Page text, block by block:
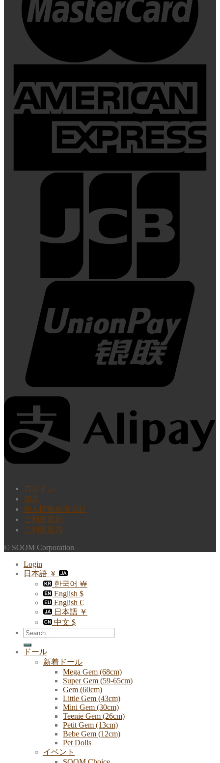
ログイン
加入
個人情報保護方針
ご利用規約
ご利用案内
© SOOM Corporation
Login
日本語 ￥
한국어 ￦
English $
English €
日本語 ￥
中文 $
Search
for:
ドール
新着ドール
Mega Gem (68cm)
Super Gem (59-65cm)
Gem (60cm)
Little Gem (43cm)
Mini Gem (30cm)
Teenie Gem (26cm)
Petit Gem (13cm)
Bebe Gem (12cm)
Pet Dolls
イベント